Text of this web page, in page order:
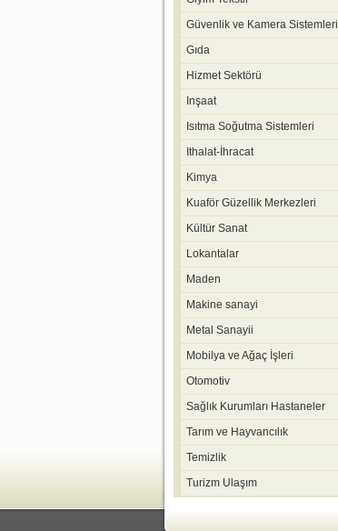
Güvenlik ve Kamera Sistemleri
Gıda
Hizmet Sektörü
Inşaat
Isıtma Soğutma Sistemleri
Ithalat-İhracat
Kimya
Kuaför Güzellik Merkezleri
Kültür Sanat
Lokantalar
Maden
Makine sanayi
Metal Sanayii
Mobilya ve Ağaç İşleri
Otomotiv
Sağlık Kurumları Hastaneler
Tarım ve Hayvancılık
Temizlik
Turizm Ulaşım